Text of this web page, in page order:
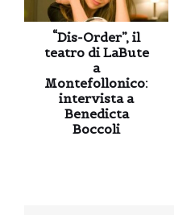
“Dis-Order”, il
teatro di LaBute
a
Montefollonico:
intervista a
Benedicta
Boccoli